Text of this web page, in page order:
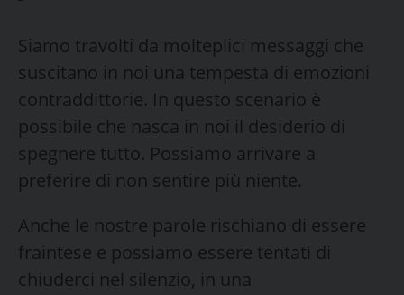
Siamo travolti da molteplici messaggi che
suscitano in noi una tempesta di emozioni
contraddittorie. In questo scenario è
possibile che nasca in noi il desiderio di
spegnere tutto. Possiamo arrivare a
preferire di non sentire più niente.
Anche le nostre parole rischiano di essere
fraintese e possiamo essere tentati di
chiuderci nel silenzio, in una